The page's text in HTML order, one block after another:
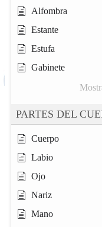
Alfombra
Estante
Estufa
Gabinete
PARTES DEL
Cuerpo
Labio
Ojo
Nariz
Mano